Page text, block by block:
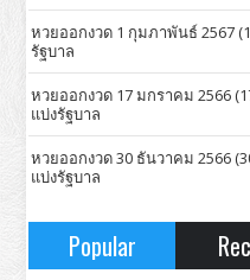
หวยออกงวด 1 กุมภาพันธ์ 2567
รัฐบาล
หวยออกงวด 17 มกราคม 2566
แบ่งรัฐบาล
หวยออกงวด 30 ธันวาคม 2566
แบ่งรัฐบาล
Popular